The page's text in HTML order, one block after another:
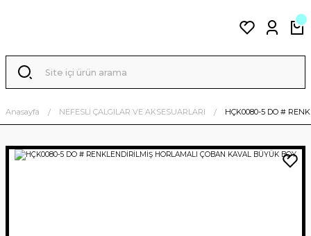
Anasayfa NEFESLİ ÇALGILAR VE AKSESUARLARI HÇK0080-5 DO #